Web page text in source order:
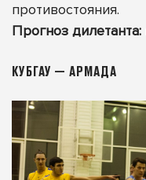
противостояния.
Прогноз дилетанта:
КУБГАУ — АРМАДА